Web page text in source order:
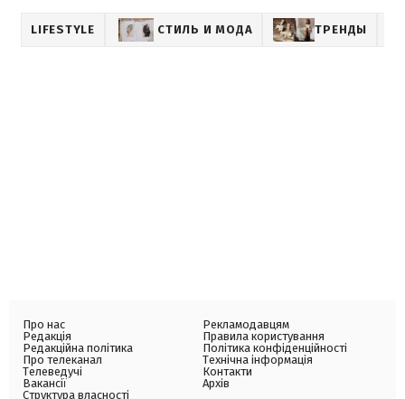
LIFESTYLE СТИЛЬ И МОДА ТРЕНДЫ
Про нас
Редакція
Редакційна політика
Про телеканал
Телеведучі
Вакансії
Структура власності
Рекламодавцям
Правила користування
Політика конфіденційності
Технічна інформація
Контакти
Архів